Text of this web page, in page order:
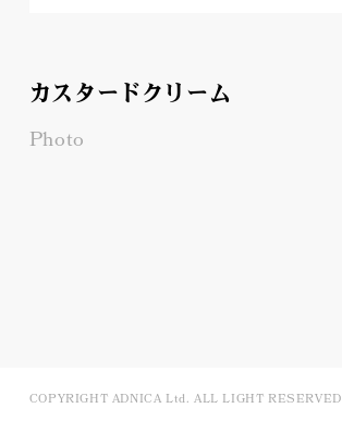
カスタードクリーム
Photo
COPYRIGHT ADNICA Ltd. ALL LIGHT RESERVED